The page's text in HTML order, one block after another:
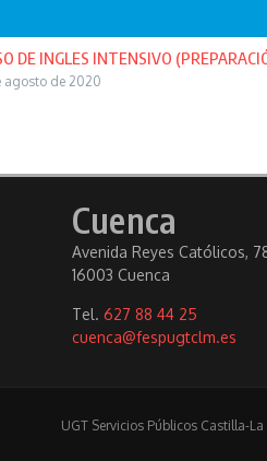
DE INGLES INTENSIVO
agosto de 2020
Cuenca
Avenida Reyes Católicos,
16003 Cuenca
Tel. 627 88 44 25
cuenca@fespugtclm.es
UGT Servicios Públicos Castilla-